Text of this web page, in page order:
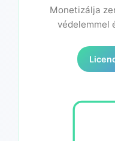
Monetizálja
védelemmel